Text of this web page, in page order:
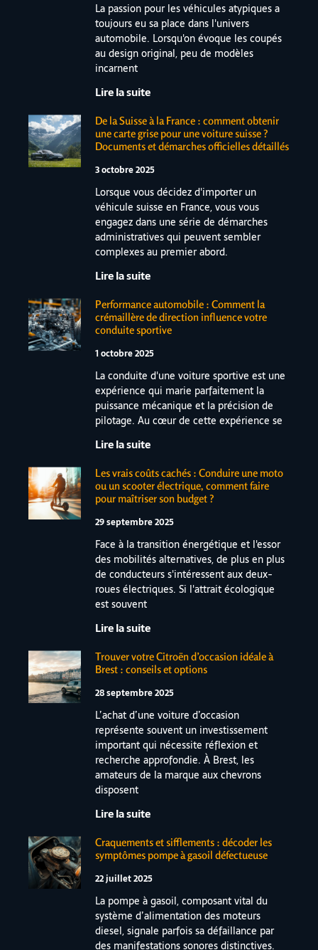
La passion pour les véhicules atypiques a
toujours eu sa place dans l'univers
automobile. Lorsqu'on évoque les coupés
au design original, peu de modèles
incarnent
Lire la suite
De la Suisse à la France : comment obtenir
une carte grise pour une voiture suisse ?
Documents et démarches officielles détaillés
3 octobre 2025
Lorsque vous décidez d'importer un
véhicule suisse en France, vous vous
engagez dans une série de démarches
administratives qui peuvent sembler
complexes au premier abord.
Lire la suite
Performance automobile : Comment la
crémaillère de direction influence votre
conduite sportive
1 octobre 2025
La conduite d'une voiture sportive est une
expérience qui marie parfaitement la
puissance mécanique et la précision de
pilotage. Au cœur de cette expérience se
Lire la suite
Les vrais coûts cachés : Conduire une moto
ou un scooter électrique, comment faire
pour maîtriser son budget ?
29 septembre 2025
Face à la transition énergétique et l'essor
des mobilités alternatives, de plus en plus
de conducteurs s'intéressent aux deux-
roues électriques. Si l'attrait écologique
est souvent
Lire la suite
Trouver votre Citroën d’occasion idéale à
Brest : conseils et options
28 septembre 2025
L’achat d’une voiture d’occasion
représente souvent un investissement
important qui nécessite réflexion et
recherche approfondie. À Brest, les
amateurs de la marque aux chevrons
disposent
Lire la suite
Craquements et sifflements : décoder les
symptômes pompe à gasoil défectueuse
22 juillet 2025
La pompe à gasoil, composant vital du
système d’alimentation des moteurs
diesel, signale parfois sa défaillance par
des manifestations sonores distinctives.